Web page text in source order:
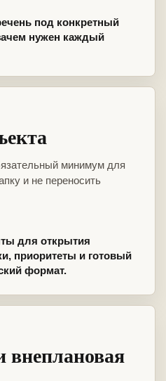
под конкретный
нужен каждый
минимум для
и не переносить
для открытия
приоритеты и готовый
формат.